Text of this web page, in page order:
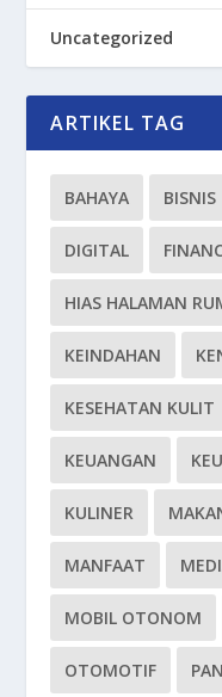
Uncategorized
ARTIKEL TAG
BAHAYA BISNIS
DIGITAL
HIAS HALAMAN
KEINDAHAN
KESEHATAN KULIT
KEUANGAN
KULINER
MANFAAT
MOBIL OTONOM
OTOMOTIF